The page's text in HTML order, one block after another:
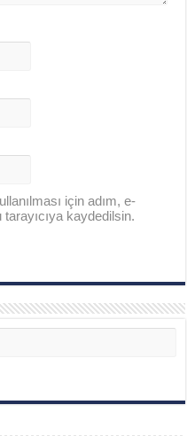
için adım, e-
kaydedilsin.